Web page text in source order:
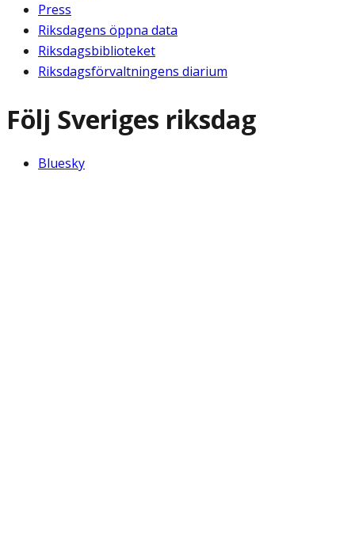
Press
Riksdagens öppna data
Riksdagsbiblioteket
Riksdagsförvaltningens diarium
Följ Sveriges riksdag
Bluesky